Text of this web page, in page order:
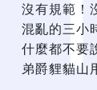
沒有規範！
混亂的三小
什麼都不要
弟爵貍貓山